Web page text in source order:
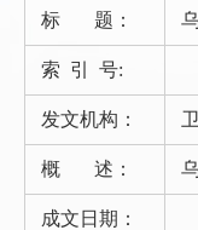
标 题：
索 引 号:
发文机构：
概 述：
成文日期：